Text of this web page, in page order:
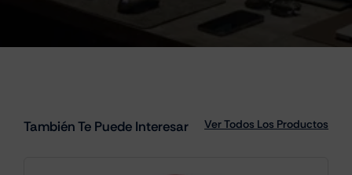
También Te Puede Interesar Ver Todos Los Productos